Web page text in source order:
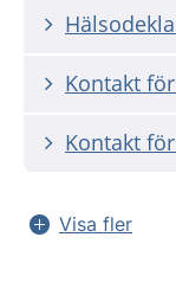
Kontakt
Kontakt
Visa fler